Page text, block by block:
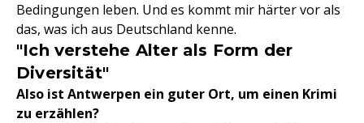
Bedingungen leben. Und es kommt mir härter vor als
das, was ich aus Deutschland kenne.
"Ich verstehe Alter als Form der
Diversität"
Also ist Antwerpen ein guter Ort, um einen Krimi
zu erzählen?